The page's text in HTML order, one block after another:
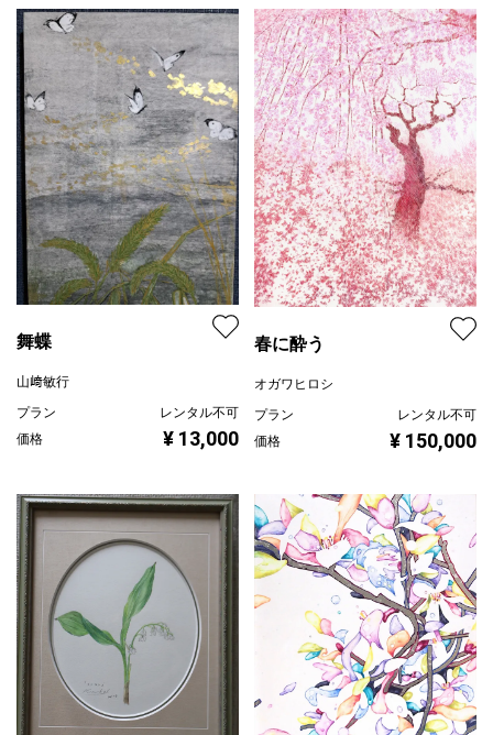
舞蝶
山﨑敏行
プラン
レンタル不可
価格
¥ 13,000
春に酔う
オガワヒロシ
プラン
レンタル不可
価格
¥ 150,000